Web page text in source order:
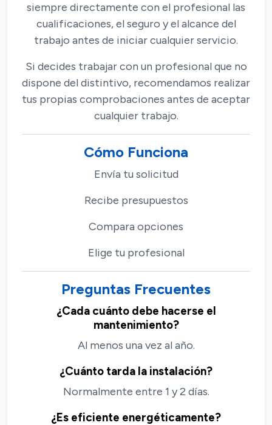
siempre directamente con el profesional las
cualificaciones, el seguro y el alcance del
trabajo antes de iniciar cualquier servicio.
Si decides trabajar con un profesional que no
dispone del distintivo, recomendamos realizar
tus propias comprobaciones antes de aceptar
cualquier trabajo.
Cómo Funciona
Envía tu solicitud
Recibe presupuestos
Compara opciones
Elige tu profesional
Preguntas Frecuentes
¿Cada cuánto debe hacerse el
mantenimiento?
Al menos una vez al año.
¿Cuánto tarda la instalación?
Normalmente entre 1 y 2 días.
¿Es eficiente energéticamente?